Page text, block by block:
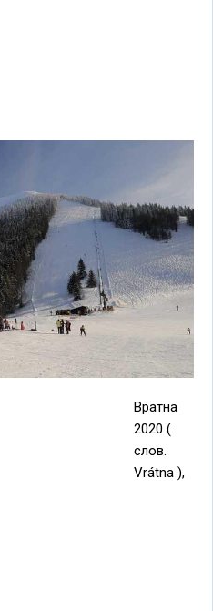
Вратна
2020 (
слов.
Vrátna ),